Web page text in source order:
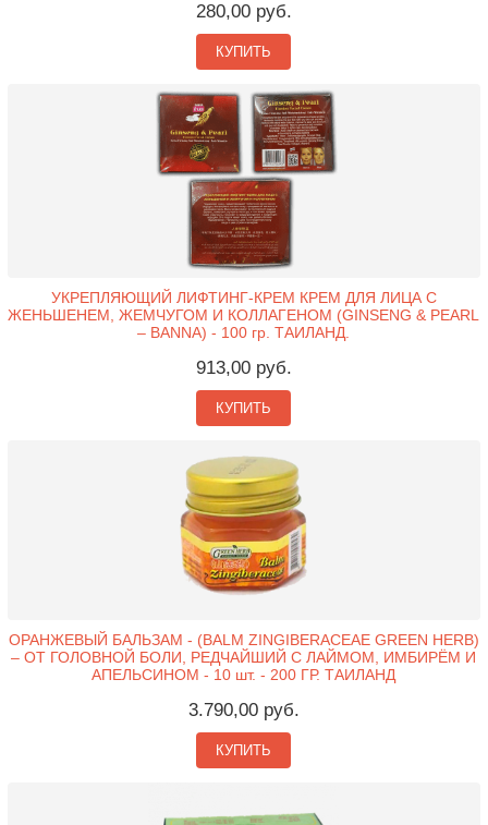
280,00 руб.
КУПИТЬ
УКРЕПЛЯЮЩИЙ ЛИФТИНГ-КРЕМ КРЕМ ДЛЯ ЛИЦА С
ЖЕНЬШЕНЕМ, ЖЕМЧУГОМ И КОЛЛАГЕНОМ (GINSENG & PEARL
– BANNA) - 100 гр. ТАИЛАНД.
913,00 руб.
КУПИТЬ
ОРАНЖЕВЫЙ БАЛЬЗАМ - (BALM ZINGIBERACEAE GREEN HERB)
– ОТ ГОЛОВНОЙ БОЛИ, РЕДЧАЙШИЙ С ЛАЙМОМ, ИМБИРЁМ И
АПЕЛЬСИНОМ - 10 шт. - 200 ГР. ТАИЛАНД
3.790,00 руб.
КУПИТЬ